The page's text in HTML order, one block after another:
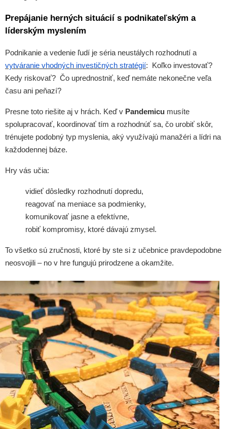
Prepájanie herných situácií s podnikateľským a
líderským myslením
Podnikanie a vedenie ľudí je séria neustálych rozhodnutí a
vytváranie vhodných investičných stratégií: Koľko investovať?
Kedy riskovať? Čo uprednostniť, keď nemáte nekonečne veľa
času ani peňazí?
Presne toto riešite aj v hrách. Keď v Pandemicu musíte
spolupracovať, koordinovať tím a rozhodnúť sa, čo urobiť skôr,
trénujete podobný typ myslenia, aký využívajú manažéri a lídri na
každodennej báze.
Hry vás učia:
vidieť dôsledky rozhodnutí dopredu,
reagovať na meniace sa podmienky,
komunikovať jasne a efektívne,
robiť kompromisy, ktoré dávajú zmysel.
To všetko sú zručnosti, ktoré by ste si z učebnice pravdepodobne
neosvojili – no v hre fungujú prirodzene a okamžite.